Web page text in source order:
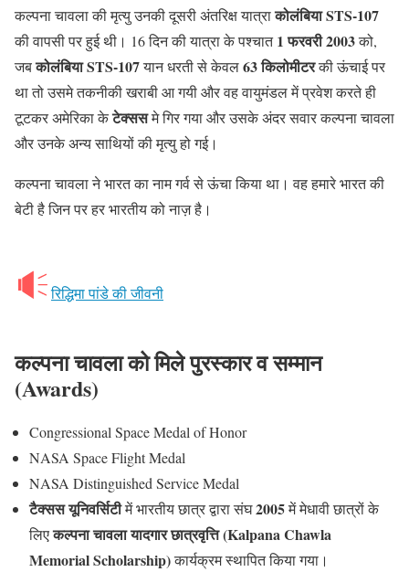
कल्पना चावला की मृत्यु उनकी दूसरी अंतरिक्ष यात्राकोलंबिया STS-107
की वापसी पर हुई थी। 16 दिन की यात्रा के पश्चात1 फरवरी 2003को,
जबकोलंबिया STS-107यान धरती से केवल63 किलोमीटरकी ऊंचाई पर
था तो उसमे तकनीकी खराबी आ गयी और वह वायुमंडल में प्रवेश करते ही
टूटकर अमेरिका केटेक्ससमे गिर गया और उसके अंदर सवार कल्पना चावला
और उनके अन्य साथियों की मृत्यु हो गई।
कल्पना चावला ने भारत का नाम गर्व से ऊंचा किया था। वह हमारे भारत की
बेटी है जिन पर हर भारतीय को नाज़ है।
रिद्धिमा पांडे की जीवनी
कल्पना चावला को मिले पुरस्कार व सम्मान
(Awards)
Congressional Space Medal of Honor
NASA Space Flight Medal
NASA Distinguished Service Medal
टैक्सस यूनिवर्सिटीमें भारतीय छात्र द्वारा संघ2005में मेधावी छात्रों के
लिएकल्पना चावला यादगार छात्रवृत्ति (Kalpana Chawla
Memorial Scholarship)कार्यक्रम स्थापित किया गया।